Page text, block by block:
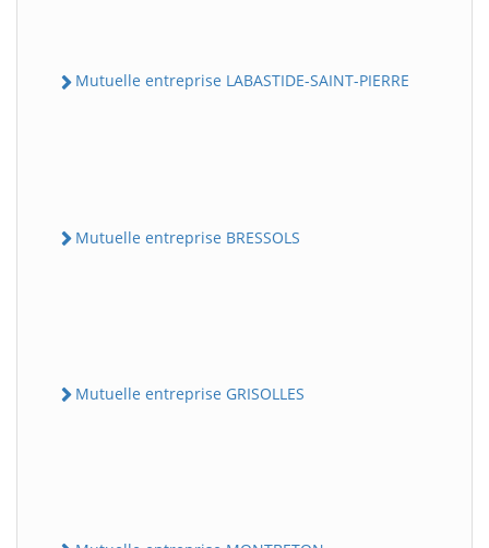
Mutuelle entreprise LABASTIDE-SAINT-PIERRE
Mutuelle entreprise BRESSOLS
Mutuelle entreprise GRISOLLES